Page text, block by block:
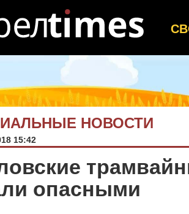
НОВОСТИ
15:42
опасными